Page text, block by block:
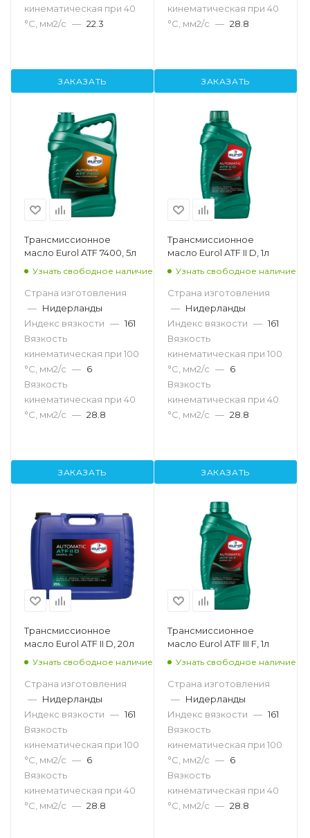
кинематическая при 40
°С, мм2/с — 22.3
ЗАКАЗАТЬ
кинематическая при 40
°С, мм2/с — 28.8
ЗАКАЗАТЬ
Трансмиссионное
масло Eurol ATF 7400, 5л
Узнать свободное наличие
Страна изготовления
— Нидерланды
Индекс вязкости — 161
Вязкость
кинематическая при 100
°С, мм2/с — 6
Вязкость
кинематическая при 40
°С, мм2/с — 28.8
ЗАКАЗАТЬ
Трансмиссионное
масло Eurol ATF II D, 1л
Узнать свободное наличие
Страна изготовления
— Нидерланды
Индекс вязкости — 161
Вязкость
кинематическая при 100
°С, мм2/с — 6
Вязкость
кинематическая при 40
°С, мм2/с — 28.8
ЗАКАЗАТЬ
Трансмиссионное
масло Eurol ATF II D, 20л
Узнать свободное наличие
Страна изготовления
— Нидерланды
Индекс вязкости — 161
Вязкость
кинематическая при 100
°С, мм2/с — 6
Вязкость
кинематическая при 40
°С, мм2/с — 28.8
Трансмиссионное
масло Eurol ATF III F, 1л
Узнать свободное наличие
Страна изготовления
— Нидерланды
Индекс вязкости — 161
Вязкость
кинематическая при 100
°С, мм2/с — 6
Вязкость
кинематическая при 40
°С, мм2/с — 28.8